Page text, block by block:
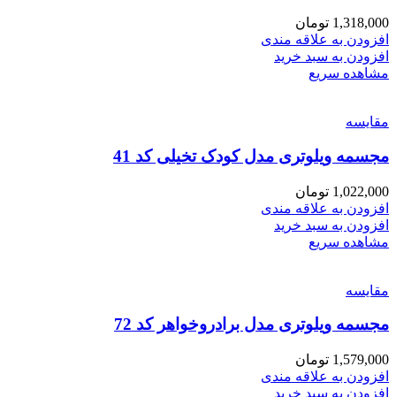
1,318,000 تومان
افزودن به علاقه مندی
افزودن به سبد خرید
مشاهده سریع
مقایسه
مجسمه ویلوتری مدل کودک تخیلی کد 41
1,022,000 تومان
افزودن به علاقه مندی
افزودن به سبد خرید
مشاهده سریع
مقایسه
مجسمه ویلوتری مدل برادروخواهر کد 72
1,579,000 تومان
افزودن به علاقه مندی
افزودن به سبد خرید